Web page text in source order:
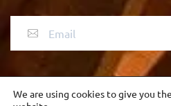
We are using cookies to give you